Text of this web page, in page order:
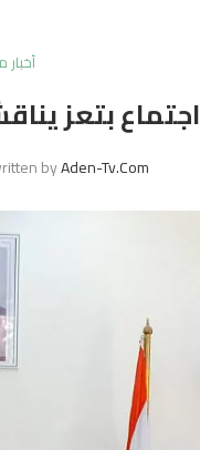
أخبار
اجتماع بتعز
byAden-Tv.com